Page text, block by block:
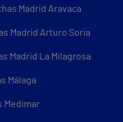
Madrid Aravaca
Madrid Arturo Soria
Madrid La Milagrosa
Málaga
Medimar